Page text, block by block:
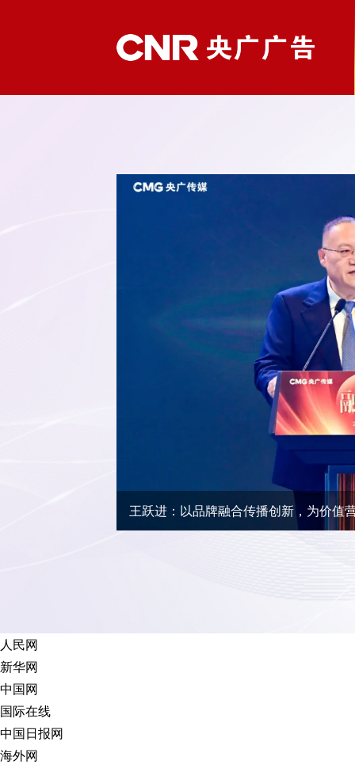
王跃进：以品牌融合传播创新，为价值
人民网
新华网
中国网
国际在线
中国日报网
海外网